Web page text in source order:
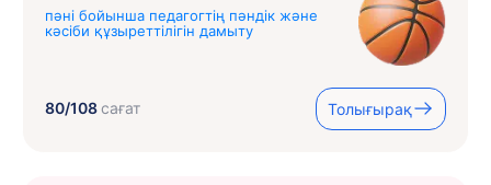
пәні бойынша педагогтің пәндік және
кәсіби құзыреттілігін дамыту
80/108сағат Толығырақ